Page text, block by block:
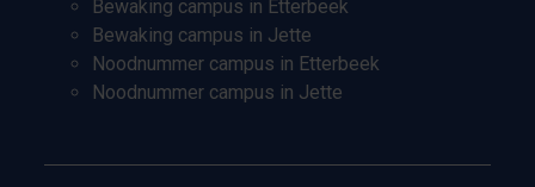
Bewaking campus in Etterbeek
Bewaking campus in Jette
Noodnummer campus in Etterbeek
Noodnummer campus in Jette